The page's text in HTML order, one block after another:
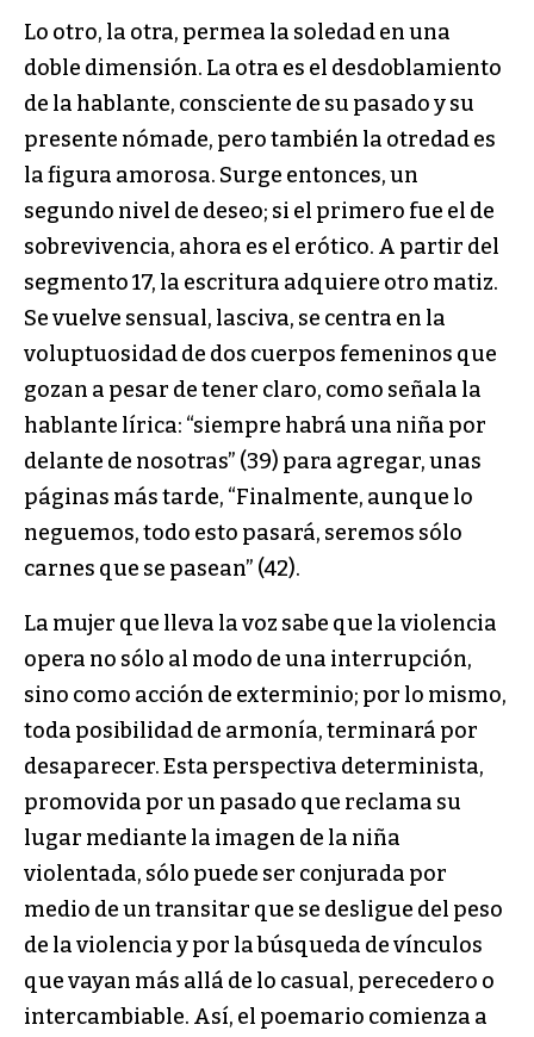
Lo otro, la otra, permea la soledad en una
doble dimensión. La otra es el desdoblamiento
de la hablante, consciente de su pasado y su
presente nómade, pero también la otredad es
la figura amorosa. Surge entonces, un
segundo nivel de deseo; si el primero fue el de
sobrevivencia, ahora es el erótico. A partir del
segmento 17, la escritura adquiere otro matiz.
Se vuelve sensual, lasciva, se centra en la
voluptuosidad de dos cuerpos femeninos que
gozan a pesar de tener claro, como señala la
hablante lírica: “siempre habrá una niña por
delante de nosotras” (39) para agregar, unas
páginas más tarde, “Finalmente, aunque lo
neguemos, todo esto pasará, seremos sólo
carnes que se pasean” (42).
La mujer que lleva la voz sabe que la violencia
opera no sólo al modo de una interrupción,
sino como acción de exterminio; por lo mismo,
toda posibilidad de armonía, terminará por
desaparecer. Esta perspectiva determinista,
promovida por un pasado que reclama su
lugar mediante la imagen de la niña
violentada, sólo puede ser conjurada por
medio de un transitar que se desligue del peso
de la violencia y por la búsqueda de vínculos
que vayan más allá de lo casual, perecedero o
intercambiable. Así, el poemario comienza a